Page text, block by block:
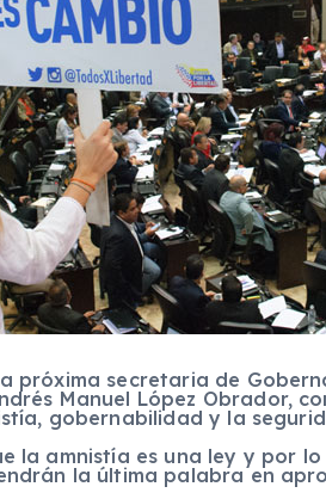
próxima secretaria de
Manuel López Obrador,
gobernabilidad y la
la amnistía es una ley y por
la última palabra en